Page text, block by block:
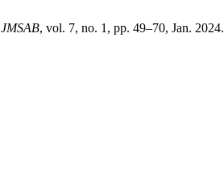
JMSAB, vol. 7, no. 1, pp. 49–70, Jan. 2024.